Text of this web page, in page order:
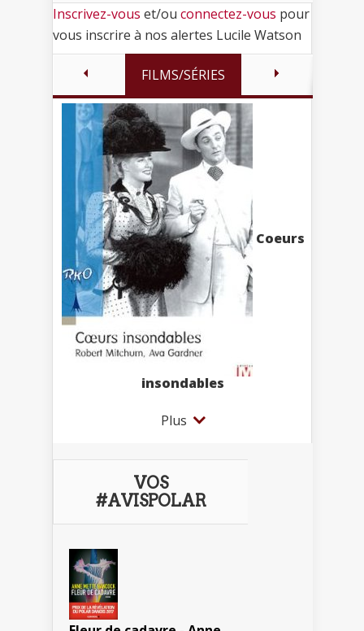
Inscrivez-vous et/ou connectez-vous pour
vous inscrire à nos alertes Lucile Watson
FILMS/SÉRIES
Coeurs
insondables
Plus
VOS
#AVISPOLAR